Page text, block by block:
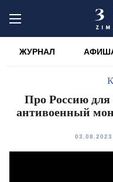
ЖУРНАЛ
Про Россию для
антивоенный
03.08.2023